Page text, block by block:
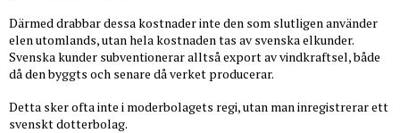
Därmed drabbar dessa kostnader inte den som slutligen använder
elen utomlands, utan hela kostnaden tas av svenska elkunder.
Svenska kunder subventionerar alltså export av vindkraftsel, både
då den byggts och senare då verket producerar.
Detta sker ofta inte i moderbolagets regi, utan man inregistrerar ett
svenskt dotterbolag.